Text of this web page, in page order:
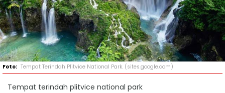
Tempat Terindah Plitvice National Park. (sites.google.com)
Tempat terindah plitvice national park